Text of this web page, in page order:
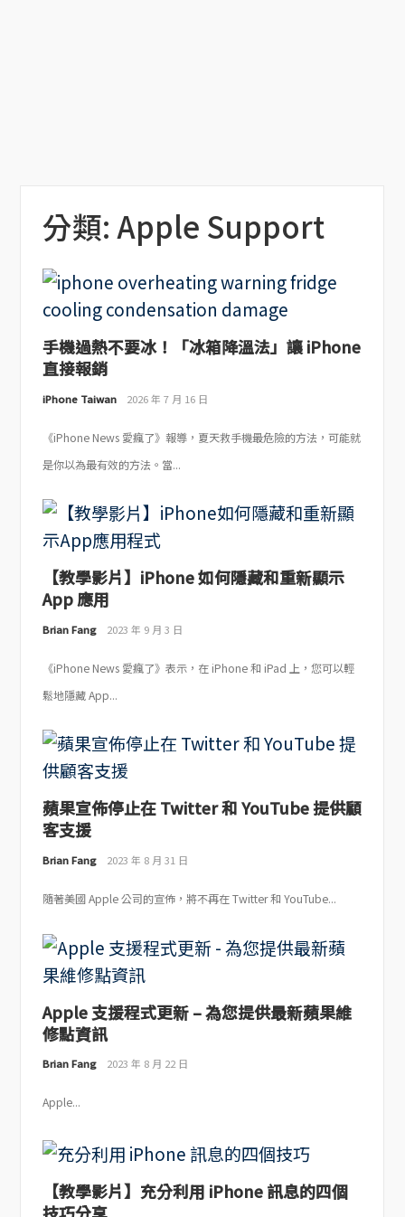
分類: Apple Support
手機過熱不要冰！「冰箱降溫法」讓 iPhone
直接報銷
iPhone Taiwan 2026 年 7 月 16 日
《iPhone News 愛瘋了》報導，夏天救手機最危險的方法，可能就
是你以為最有效的方法。當...
【教學影片】iPhone 如何隱藏和重新顯示
App 應用
Brian Fang 2023 年 9 月 3 日
《iPhone News 愛瘋了》表示，在 iPhone 和 iPad 上，您可以輕
鬆地隱藏 App...
蘋果宣佈停止在 Twitter 和 YouTube 提供顧
客支援
Brian Fang 2023 年 8 月 31 日
隨著美國 Apple 公司的宣佈，將不再在 Twitter 和 YouTube...
Apple 支援程式更新 – 為您提供最新蘋果維
修點資訊
Brian Fang 2023 年 8 月 22 日
Apple...
【教學影片】充分利用 iPhone 訊息的四個
技巧分享